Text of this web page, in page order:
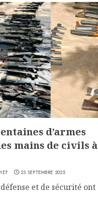
d’armes
mains de civils à
23 SEPTEMBRE 2025
et de sécurité ont